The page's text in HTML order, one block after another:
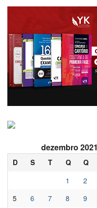
dezembro 2021
D S T Q Q
1
2
5
6 7 8 9